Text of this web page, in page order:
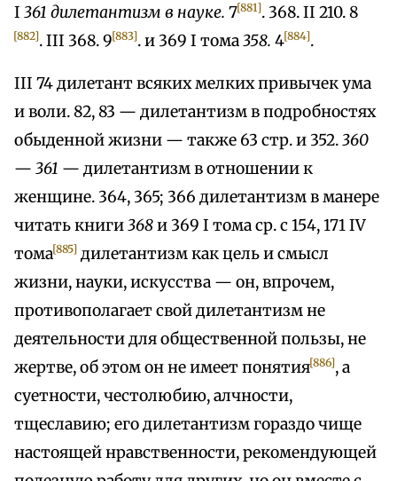
I 361 дилетантизм в науке. 7[881]. 368. II 210. 8
[882]. III 368. 9[883]. и 369 I тома358. 4[884].
III 74 дилетант всяких мелких привычек ума
и воли. 82, 83 — дилетантизм в подробностях
обыденной жизни — также 63 стр. и 352.360
— 361 — дилетантизм в отношении к
женщине. 364, 365; 366 дилетантизм в манере
читать книги368и 369 I тома ср. с 154, 171 IV
тома[885] дилетантизм как цель и смысл
жизни, науки, искусства — он, впрочем,
противополагает свой дилетантизм не
деятельности для общественной пользы, не
жертве, об этом он не имеет понятия[886], а
суетности, честолюбию, алчности,
тщеславию; его дилетантизм гораздо чище
настоящей нравственности, рекомендующей